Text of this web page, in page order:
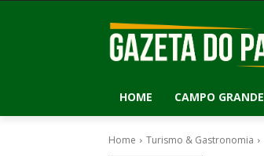
HOME CAMPO GRANDE
Home Turismo & Gastronomia